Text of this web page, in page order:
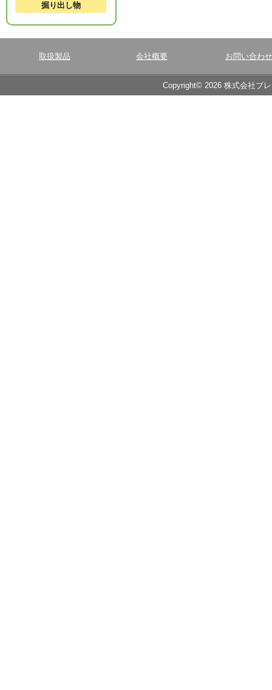
掘り出し物
取扱製品 会社概要 お問い合わせ
Copyright© 2026 株式会社ブ